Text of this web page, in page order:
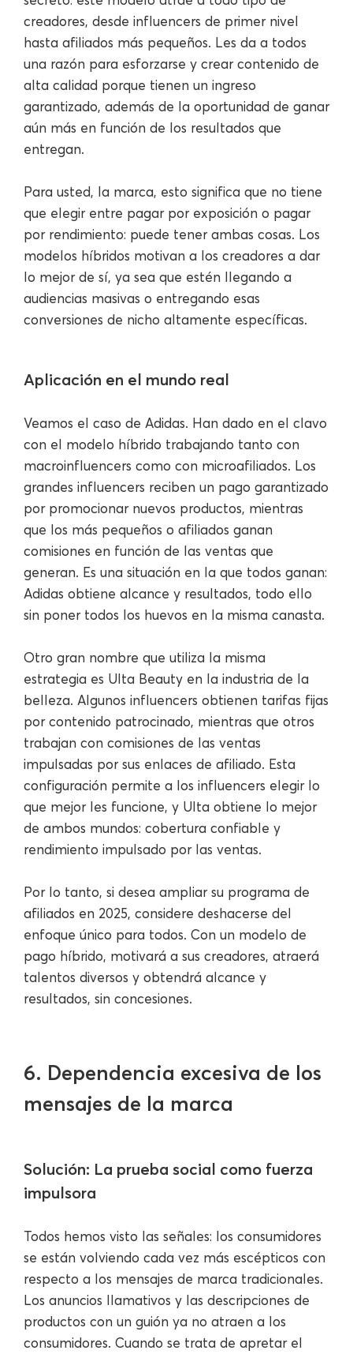
creadores, desde influencers de primer nivel
hasta afiliados más pequeños. Les da a todos
una razón para esforzarse y crear contenido de
alta calidad porque tienen un ingreso
garantizado, además de la oportunidad de ganar
aún más en función de los resultados que
entregan.
Para usted, la marca, esto significa que no tiene
que elegir entre pagar por exposición o pagar
por rendimiento: puede tener ambas cosas. Los
modelos híbridos motivan a los creadores a dar
lo mejor de sí, ya sea que estén llegando a
audiencias masivas o entregando esas
conversiones de nicho altamente específicas.
Aplicación en el mundo real
Veamos el caso de Adidas. Han dado en el clavo
con el modelo híbrido trabajando tanto con
macroinfluencers como con microafiliados. Los
grandes influencers reciben un pago garantizado
por promocionar nuevos productos, mientras
que los más pequeños o afiliados ganan
comisiones en función de las ventas que
generan. Es una situación en la que todos ganan:
Adidas obtiene alcance y resultados, todo ello
sin poner todos los huevos en la misma canasta.
Otro gran nombre que utiliza la misma
estrategia es Ulta Beauty en la industria de la
belleza. Algunos influencers obtienen tarifas fijas
por contenido patrocinado, mientras que otros
trabajan con comisiones de las ventas
impulsadas por sus enlaces de afiliado. Esta
configuración permite a los influencers elegir lo
que mejor les funcione, y Ulta obtiene lo mejor
de ambos mundos: cobertura confiable y
rendimiento impulsado por las ventas.
Por lo tanto, si desea ampliar su programa de
afiliados en 2025, considere deshacerse del
enfoque único para todos. Con un modelo de
pago híbrido, motivará a sus creadores, atraerá
talentos diversos y obtendrá alcance y
resultados, sin concesiones.
6. Dependencia excesiva de los
mensajes de la marca
Solución: La prueba social como fuerza
impulsora
Todos hemos visto las señales: los consumidores
se están volviendo cada vez más escépticos con
respecto a los mensajes de marca tradicionales.
Los anuncios llamativos y las descripciones de
productos con un guión ya no atraen a los
consumidores. Cuando se trata de apretar el